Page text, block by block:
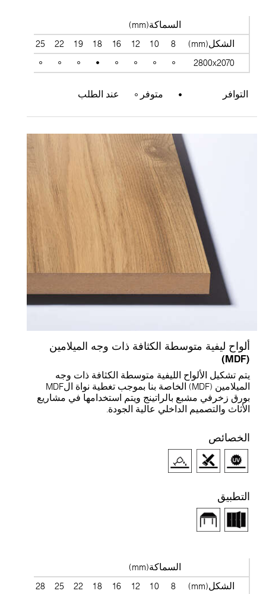
السماكة(mm)
الشكل(mm)
8
10
12
16
18
19
22
25
28
2800x2070
التوافر متوفر عند الطلب
ليفية متوسطة الكثافة ذات وجه الميلامين
تشكيل الألواح الليفية متوسطة الكثافة ذات وجه
الميلامين (MDF) الخاصة بنا بموجب تغطية نواة الMDF
زخرفي مشبع بالراتينج ويتم استخدامها في مشاريع
والتصميم الداخلي عالية الجودة.
السماكة(mm)
الشكل(mm)
8
10
12
16
18
22
25
28
30